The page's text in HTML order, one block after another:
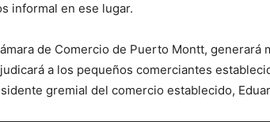
informal en ese lugar.
de Comercio de Puerto Montt, generará
a los pequeños comerciantes
gremial del comercio establecido,